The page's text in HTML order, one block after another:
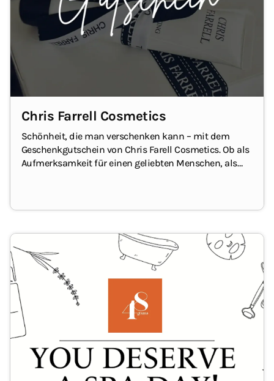
Chris Farrell Cosmetics
Schönheit, die man verschenken kann – mit dem
Geschenkgutschein von Chris Farell Cosmetics.Ob als
Aufmerksamkeit für einen geliebten Menschen, als